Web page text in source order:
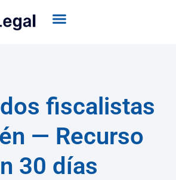
fiscalistas
— Recurso
30 días